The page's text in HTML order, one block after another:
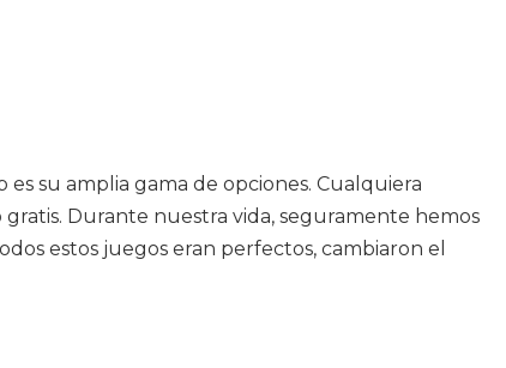
su amplia gama de opciones. Cualquiera
Durante nuestra vida, seguramente hemos
estos juegos eran perfectos, cambiaron el